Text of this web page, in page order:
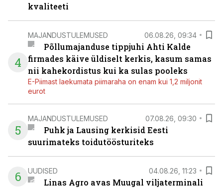
kvaliteeti
4
MAJANDUSTULEMUSED 06.08.26, 09:34
Põllumajanduse tippjuhi Ahti Kalde
firmades käive üldiselt kerkis, kasum samas
nii kahekordistus kui ka sulas pooleks
E-Piimast laekumata piimaraha on enam kui 1,2 miljonit
eurot
5
MAJANDUSTULEMUSED 07.08.26, 09:30
Puhk ja Lausing kerkisid Eesti
suurimateks toidutöösturiteks
6 UUDISED 04.08.26, 11:23
Linas Agro avas Muugal viljaterminali